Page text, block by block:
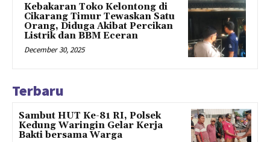
Kebakaran Toko Kelontong di
Cikarang Timur Tewaskan Satu
Orang, Diduga Akibat Percikan
Listrik dan BBM Eceran
December 30, 2025
Terbaru
Sambut HUT Ke-81 RI, Polsek
Kedung Waringin Gelar Kerja
Bakti bersama Warga